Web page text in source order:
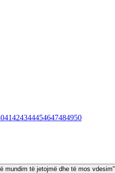
41424344454647484950
mundim të jetojmë dhe të mos vdesim".